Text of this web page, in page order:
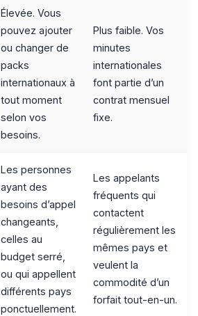
Élevée. Vous
pouvez ajouter
ou changer de
packs
internationaux à
tout moment
selon vos
besoins.
Plus faible. Vos
minutes
internationales
font partie d’un
contrat mensuel
fixe.
Les personnes
ayant des
besoins d’appel
changeants,
celles au
budget serré,
ou qui appellent
différents pays
ponctuellement.
Les appelants
fréquents qui
contactent
régulièrement les
mêmes pays et
veulent la
commodité d’un
forfait tout-en-un.